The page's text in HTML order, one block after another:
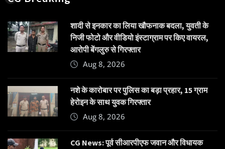
शादी से इनकार का लिया खौफनाक बदला, युवती के
निजी फोटो और वीडियो इंस्टाग्राम पर किए वायरल,
आरोपी बेंगलुरु से गिरफ्तार
Aug 8, 2026
नशे के कारोबार पर पुलिस का बड़ा प्रहार, 15 ग्राम
हेरोइन के साथ युवक गिरफ्तार
Aug 8, 2026
CG News: पूर्व सीआरपीएफ जवान और विधायक